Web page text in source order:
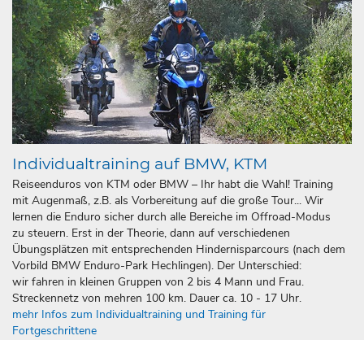
Individualtraining auf BMW, KTM
Reiseenduros von KTM oder BMW – Ihr habt die Wahl! Training
mit Augenmaß, z.B. als Vorbereitung auf die große Tour... Wir
lernen die Enduro sicher durch alle Bereiche im Offroad-Modus
zu steuern. Erst in der Theorie, dann auf verschiedenen
Übungsplätzen mit entsprechenden Hindernisparcours (nach dem
Vorbild BMW Enduro-Park Hechlingen). Der Unterschied:
wir fahren in kleinen Gruppen von 2 bis 4 Mann und Frau.
Streckennetz von mehren 100 km. Dauer ca. 10 - 17 Uhr.
mehr Infos zum Individualtraining und Training für
Fortgeschrittene